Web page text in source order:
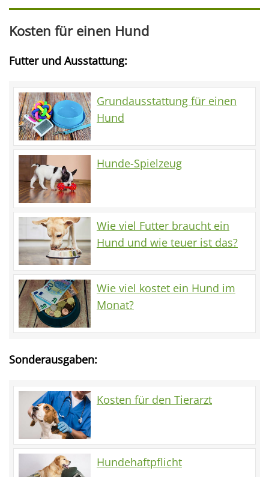
Kosten für einen Hund
Futter und Ausstattung:
Grundausstattung für einen
Hund
Hunde-Spielzeug
Wie viel Futter braucht ein
Hund und wie teuer ist das?
Wie viel kostet ein Hund im
Monat?
Sonderausgaben:
Kosten für den Tierarzt
Hundehaftpflicht